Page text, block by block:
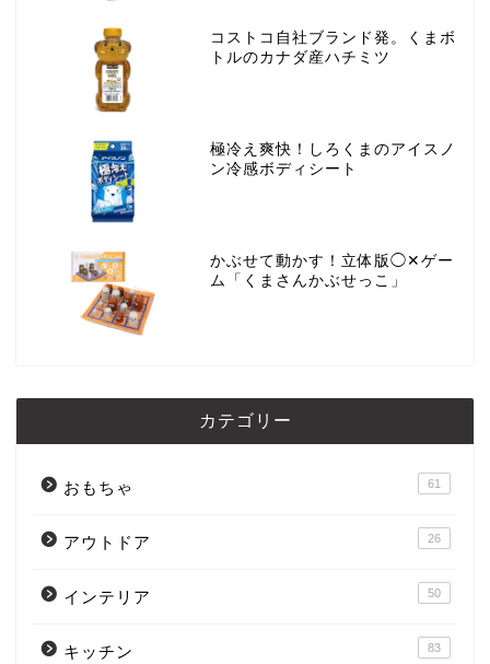
コストコ自社ブランド発。くまボ
トルのカナダ産ハチミツ
極冷え爽快！しろくまのアイスノ
ン冷感ボディシート
かぶせて動かす！立体版◯✕ゲー
ム「くまさんかぶせっこ」
カテゴリー
おもちゃ 61
アウトドア 26
インテリア 50
キッチン 83